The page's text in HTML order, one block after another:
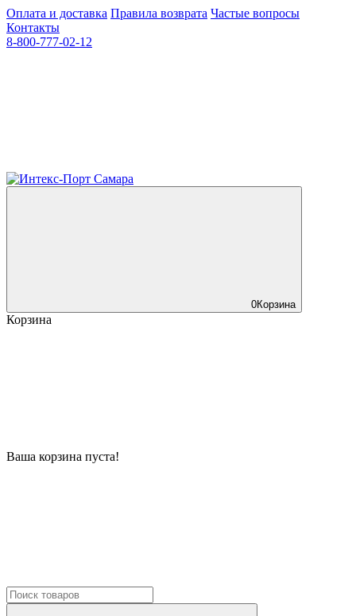
Оплата и доставка Правила возврата Частые вопросы
Контакты
8-800-777-02-12
0Корзина
Корзина
Ваша корзина пуста!